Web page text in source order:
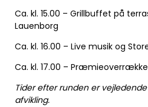
Ca. kl. 15.00 – Grillbuffet på
Lauenborg
Ca. kl. 16.00 – Live musik og
Ca. kl. 17.00 –
Tider efter runden er
afvikling.